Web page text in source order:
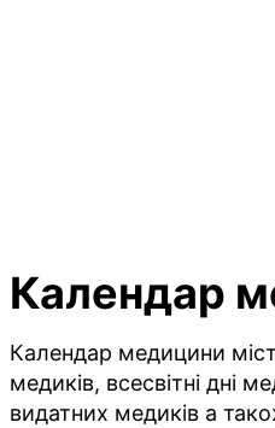
Календар
Календар медицини
медиків, всесвітні дні
видатних медиків а